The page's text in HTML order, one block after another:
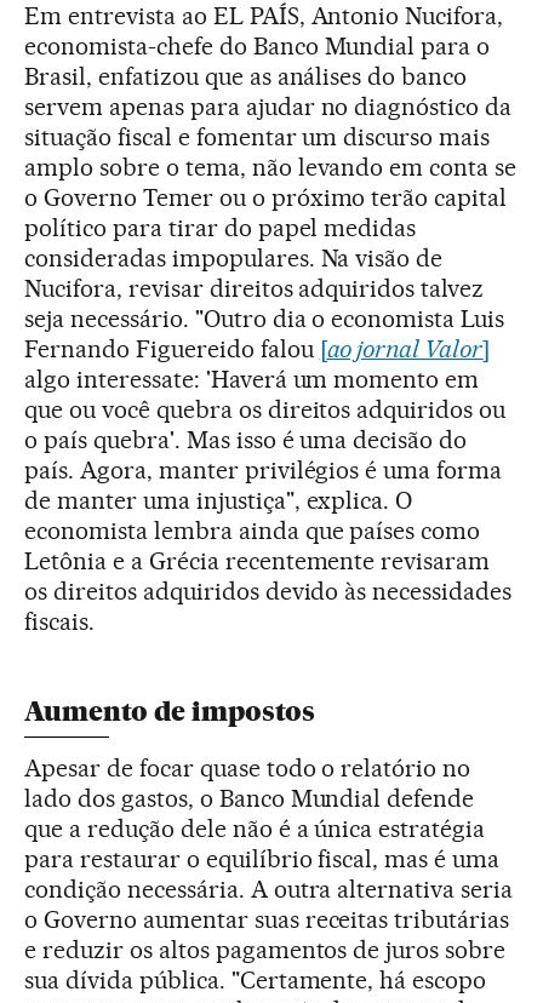
Em entrevista ao EL PAÍS, Antonio Nucifora,
economista-chefe do Banco Mundial para o
Brasil, enfatizou que as análises do banco
servem apenas para ajudar no diagnóstico da
situação fiscal e fomentar um discurso mais
amplo sobre o tema, não levando em conta se
o Governo Temer ou o próximo terão capital
político para tirar do papel medidas
consideradas impopulares. Na visão de
Nucifora, revisar direitos adquiridos talvez
seja necessário. "Outro dia o economista Luis
Fernando Figuereido falou [ao jornal Valor]
algo interessate: 'Haverá um momento em
que ou você quebra os direitos adquiridos ou
o país quebra'. Mas isso é uma decisão do
país. Agora, manter privilégios é uma forma
de manter uma injustiça", explica. O
economista lembra ainda que países como
Letônia e a Grécia recentemente revisaram
os direitos adquiridos devido às necessidades
fiscais.
Aumento de impostos
Apesar de focar quase todo o relatório no
lado dos gastos, o Banco Mundial defende
que a redução dele não é a única estratégia
para restaurar o equilíbrio fiscal, mas é uma
condição necessária. A outra alternativa seria
o Governo aumentar suas receitas tributárias
e reduzir os altos pagamentos de juros sobre
sua dívida pública. "Certamente, há escopo